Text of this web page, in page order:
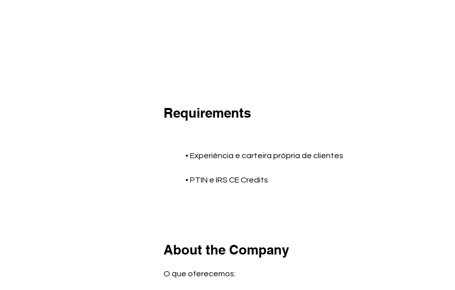
Requirements
• Experiência e carteira própria de clientes
• PTIN e IRS CE Credits
About the Company
O que oferecemos: